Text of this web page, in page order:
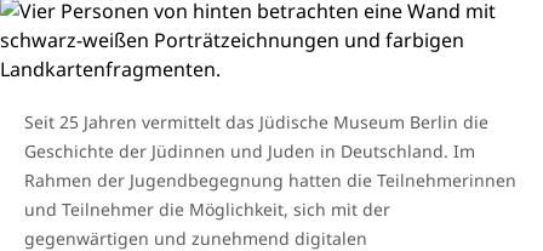
Seit 25 Jahren vermittelt das Jüdische Museum Berlin die
Geschichte der Jüdinnen und Juden in Deutschland. Im
Rahmen der Jugendbegegnung hatten die Teilnehmerinnen
und Teilnehmer die Möglichkeit, sich mit der
gegenwärtigen und zunehmend digitalen